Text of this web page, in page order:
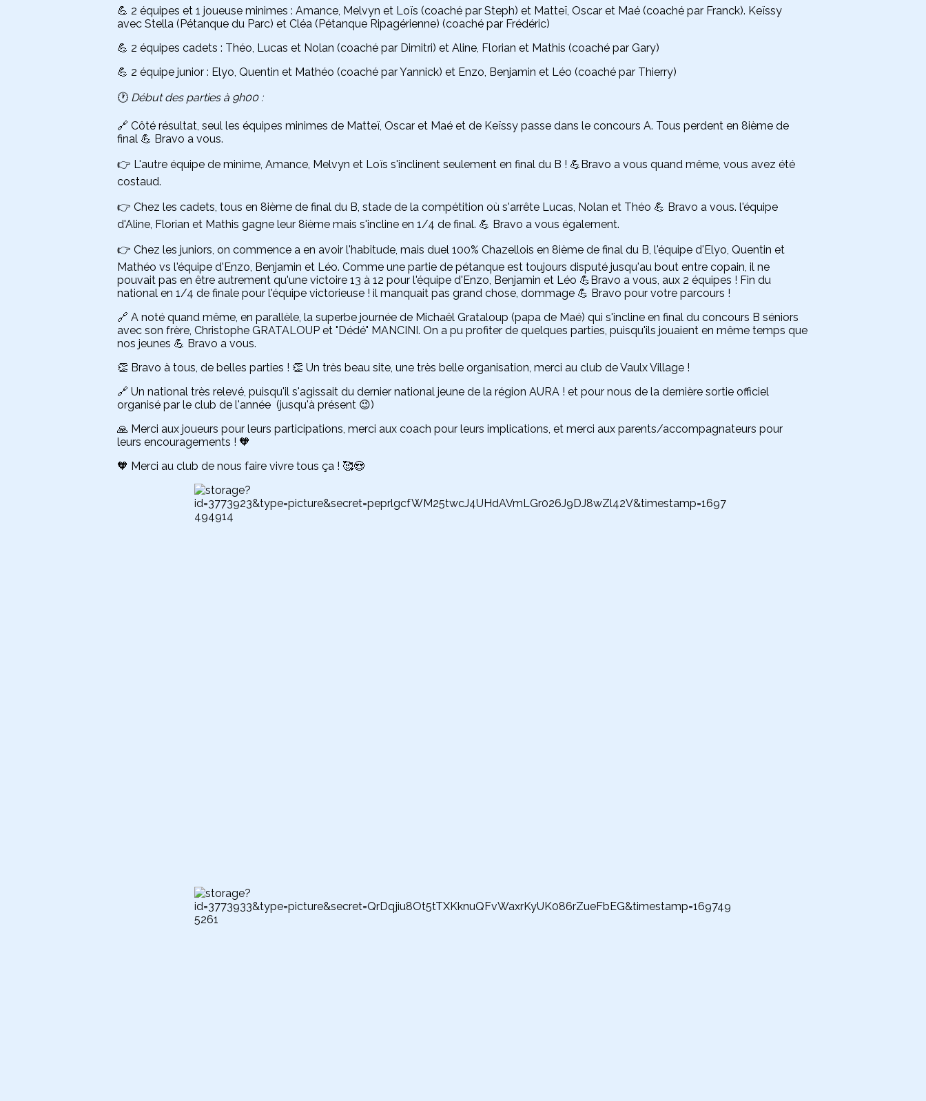
💪 2 équipes et 1 joueuse minimes : Amance, Melvyn et Loïs (coaché par Steph) et Matteï, Oscar et Maé (coaché par Franck). Keïssy
avec Stella (Pétanque du Parc) et Cléa (Pétanque Ripagérienne) (coaché par Frédéric)
💪 2 équipes cadets : Théo, Lucas et Nolan (coaché par Dimitri) et Aline, Florian et Mathis (coaché par Gary)
💪 2 équipe junior : Elyo, Quentin et Mathéo (coaché par Yannick) et Enzo, Benjamin et Léo (coaché par Thierry)
🕐 Début des parties à 9h00 :
🔗 Côté résultat, seul les équipes minimes de Matteï, Oscar et Maé et de Keïssy passe dans le concours A. Tous perdent en 8ième de
final 💪 Bravo a vous.
👉 L'autre équipe de minime, Amance, Melvyn et Loïs s'inclinent seulement en final du B ! 💪Bravo a vous quand même, vous avez été
costaud.
👉 Chez les cadets, tous en 8ième de final du B, stade de la compétition où s'arrête Lucas, Nolan et Théo 💪 Bravo a vous. l'équipe
d'Aline, Florian et Mathis gagne leur 8ième mais s'incline en 1/4 de final. 💪 Bravo a vous également.
👉 Chez les juniors, on commence a en avoir l'habitude, mais duel 100% Chazellois en 8ième de final du B, l'équipe d'Elyo, Quentin et
Mathéo vs l'équipe d'Enzo, Benjamin et Léo. Comme une partie de pétanque est toujours disputé jusqu'au bout entre copain, il ne
pouvait pas en être autrement qu'une victoire 13 à 12 pour l'équipe d'Enzo, Benjamin et Léo 💪Bravo a vous, aux 2 équipes ! Fin du
national en 1/4 de finale pour l'équipe victorieuse ! il manquait pas grand chose, dommage 💪 Bravo pour votre parcours !
🔗 A noté quand même, en parallèle, la superbe journée de Michaël Grataloup (papa de Maé) qui s'incline en final du concours B séniors
avec son frère, Christophe GRATALOUP et "Dédé" MANCINI. On a pu profiter de quelques parties, puisqu'ils jouaient en même temps que
nos jeunes 💪 Bravo a vous.
👏 Bravo à tous, de belles parties ! 👏 Un très beau site, une très belle organisation, merci au club de Vaulx Village !
🔗 Un national très relevé, puisqu'il s'agissait du dernier national jeune de la région AURA ! et pour nous de la dernière sortie officiel
organisé par le club de l'année (jusqu'à présent 😉)
🙏 Merci aux joueurs pour leurs participations, merci aux coach pour leurs implications, et merci aux parents/accompagnateurs pour
leurs encouragements ! 🧡
🧡 Merci au club de nous faire vivre tous ça ! 🥰😍